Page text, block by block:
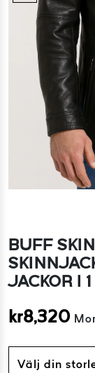
BUFF
JACKOR I 1
kr8,320
Välj din